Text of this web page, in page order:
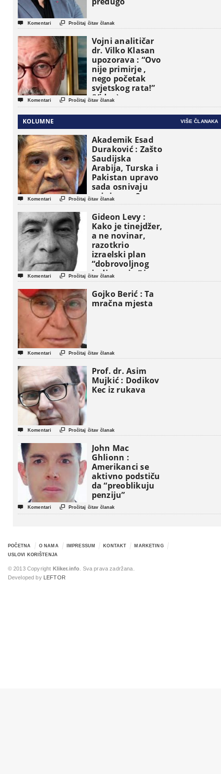
 Komentari  Pročitaj čitav članak
Vojni analitičar
dr. Vilko Klasan
upozorava : “Ovo
nije primirje ,
nego početak
svjetskog rata!”
(Video)
 Komentari  Pročitaj čitav članak
KOLUMNE VIŠE ČLANAKA
Akademik Esad
Duraković : Zašto
Saudijska
Arabija, Turska i
Pakistan upravo
sada osnivaju
vojni savez?
 Komentari  Pročitaj čitav članak
Gideon Levy :
Kako je tinejdžer,
a ne novinar,
razotkrio
izraelski plan
“dobrovoljnog
iseljavanja ” iz
Gaze
 Komentari  Pročitaj čitav članak
Gojko Berić : Ta
mračna mjesta
 Komentari  Pročitaj čitav članak
Prof. dr. Asim
Mujkić : Dodikov
Kec iz rukava
 Komentari  Pročitaj čitav članak
John Mac
Ghlionn :
Amerikanci se
aktivno podstiču
da “preoblikuju
penziju”
 Komentari  Pročitaj čitav članak
POČETNA O NAMA IMPRESSUM KONTAKT
MARKETING
USLOVI KORIŠTENJA
© 2013 Copyright Kliker.info . Sva prava zadržana.
Developed by
LEFTOR